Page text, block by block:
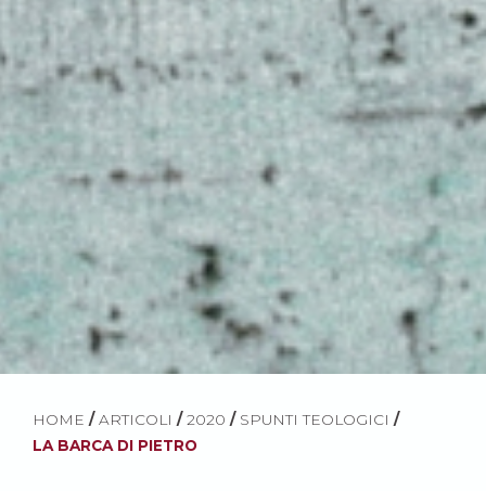
HOME / ARTICOLI / 2020 / SPUNTI TEOLOGICI /
LA BARCA DI PIETRO